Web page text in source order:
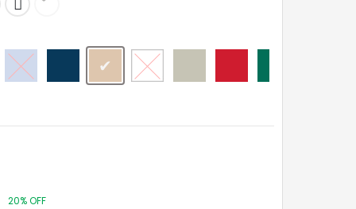
Arandano ArrecifeAvellana Blanco
20% OFF